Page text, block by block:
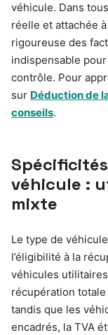
véhicule. Dans
réelle et attachée
rigoureuse des
indispensable
contrôle. Pour
sur Déduction de
conseils.
véhicule :
mixte
Le type de
l’éligibilité à la
véhicules
récupération
tandis que les
encadrés, la TVA